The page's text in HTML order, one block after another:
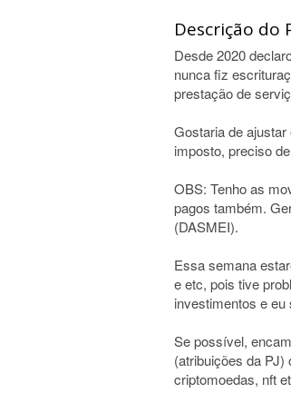
Descrição do
Desde 2020
nunca fiz
prestação de
Gostaria de
imposto, preciso
OBS: Tenho as
pagos também.
(DASMEI).
Essa semana
e etc, pois tive
investimentos e eu
Se possível,
(atribuições da
criptomoedas, nft